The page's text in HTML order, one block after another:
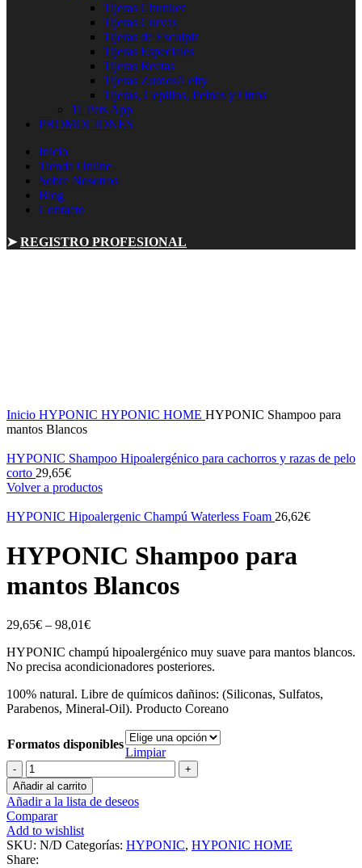
Tijeras Chunker
Tijeras Curvas
Tijeras de Esculpir
Tijeras Especiales
Tijeras Rectas
Tijeras Zurdos/Lefty
Tijeras, Cepillos, Peines y Otros
11 Pets App
PROMOCIONES
Inicio
Tienda Online
Sobre Nosotros
Blog
Contacto
➤REGISTRO PROFESIONAL
Inicio HYPONIC HYPONIC HOME HYPONIC Shampoo para
mantos Blancos
HYPONIC Shampoo Hipoalergénico para cachorros y razas de pelo
corto 29,65€
Volver a productos
HYPONIC Hipoalergenic Champú Waterless Foam 26,62€
HYPONIC Shampoo para
mantos Blancos
29,65€ – 98,01€
HYPONIC champú hipoalergénico muy suave para mantos blancos.
No precisa acondicionadores posteriores.
100% natural. Libre de químicos dañinos: (Siliconas, Sulfatos,
Parabenos, Mineral-Oil). Producto Coreano
Formatos disponibles
Limpiar
HYPONIC
Shampoo
para
mantos
Blancos
cantidad
Añadir al carrito
Añadir a la lista de deseos
Comparar
Add to wishlist
SKU: N/D Categorías: HYPONIC, HYPONIC HOME
Share: